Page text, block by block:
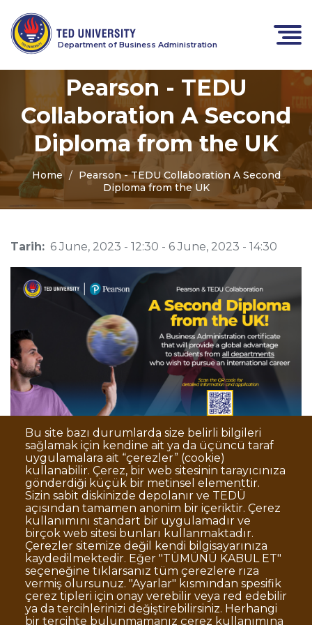
Department of Business Administration
Pearson - TEDU
Collaboration A Second
Diploma from the UK
Home
Pearson - TEDU Collaboration A Second
Diploma from the UK
Tarih: 6 June, 2023 - 12:30 - 6 June, 2023 - 14:30
Bu site bazı durumlarda size belirli bilgileri
sağlamak için kendine ait ya da üçüncü taraf
uygulamalara ait “çerezler” (cookie)
kullanabilir. Çerez, bir web sitesinin tarayıcınıza
gönderdiği küçük bir metinsel elementtir.
Sizin sabit diskinizde depolanır ve TEDÜ
açısından tamamen anonim bir içeriktir. Çerez
kullanımını standart bir uygulamadır ve
birçok web sitesi bunları kullanmaktadır.
Çerezler sitemize değil kendi bilgisayarınıza
kaydedilmektedir. Eğer "TÜMÜNÜ KABUL ET"
seçeneğine tıklarsanız tüm çerezlere rıza
vermiş olursunuz. "Ayarlar" kısmından spesifik
çerez tipleri için onay verebilir veya red edebilir
ya da tercihlerinizi değiştirebilirsiniz. Herhangi
bir tercihte bulunmamanız çerez kullanımına
Dipnot
Clarification Text on Personal Data
Processing
Disclaimer
Corporate Identity
Open Consent Statement
© TED University. Ziya Gökalp Caddesi No:48 06420, Kolej
Çankaya - Ankara